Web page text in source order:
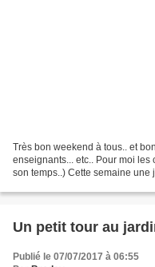
Très bon weekend à tous.. et
enseignants... etc.. Pour moi
son temps..) Cette semaine
Un petit tour au
Publié le 07/07/2017 à 06:55